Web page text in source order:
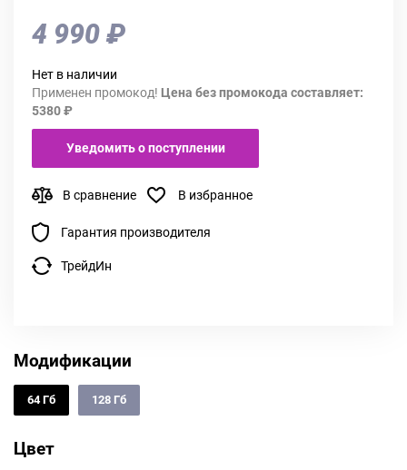
4 990 ₽
Нет в наличии
Применен промокод! Цена без промокода составляет:
5380 ₽
Уведомить о поступлении
В сравнение В избранное
Гарантия производителя
ТрейдИн
Модификации
64 Гб 128 Гб
Цвет